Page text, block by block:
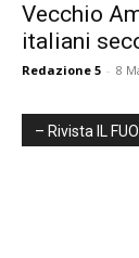
Vecchio
italiani
Redazione 5 - 8
– Rivista IL